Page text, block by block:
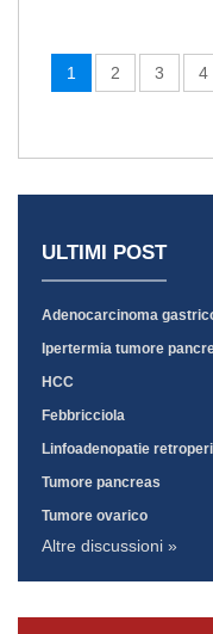
1 2 3 4
ULTIMI POST
Adenocarcinoma
Ipertermia tumore
HCC
Febbricciola
Linfoadenopatie
Tumore pancreas
Tumore ovarico
Altre discussioni »